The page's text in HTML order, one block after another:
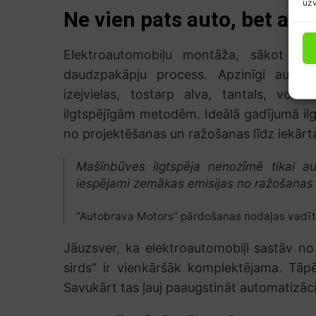
Ne vien pats auto, bet arī
Elektroautomobiļu montāža, sākot
daudzpakāpju process. Apzinīgi
izejvielas, tostarp alva, tantals,
ilgtspējīgām metodēm. Ideālā gadījumā
no projektēšanas un ražošanas līdz
Mašīnbūves ilgtspēja nenozīmē tikai
iespējami zemākas emisijas no
“Autobrava Motors” pārdošanas nodaļas
Jāuzsver, ka elektroautomobiļi sastāv
sirds” ir vienkāršāk komplektējama.
Savukārt tas ļauj paaugstināt